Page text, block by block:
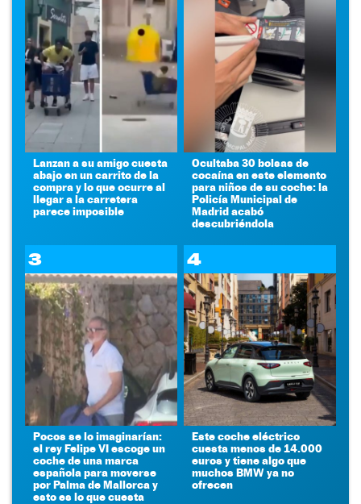
Lanzan a su amigo cuesta
abajo en un carrito de la
compra y lo que ocurre al
llegar a la carretera
parece imposible
Ocultaba 30 bolsas de
cocaína en este elemento
para niños de su coche: la
Policía Municipal de
Madrid acabó
descubriéndola
3
Pocos se lo imaginarían:
el rey Felipe VI escoge un
coche de una marca
española para moverse
por Palma de Mallorca y
esto es lo que cuesta
4
Este coche eléctrico
cuesta menos de 14.000
euros y tiene algo que
muchos BMW ya no
ofrecen